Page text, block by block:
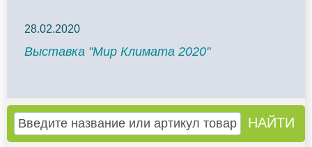
28.02.2020
Выставка "Мир Климата 2020"